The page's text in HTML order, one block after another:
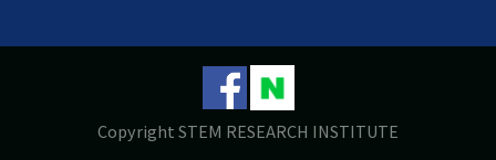
Copyright STEM RESEARCH INSTITUTE